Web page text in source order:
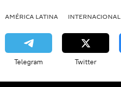
AMÉRICA LATINA INTERNACIONAL
Telegram Twitter